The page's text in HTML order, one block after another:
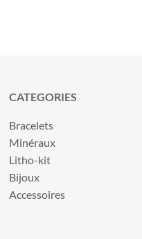
CATEGORIES
Bracelets
Minéraux
Litho-kit
Bijoux
Accessoires